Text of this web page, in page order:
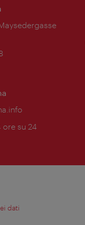
ore su 24
dati